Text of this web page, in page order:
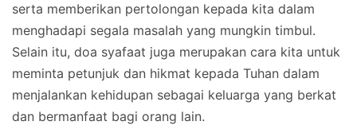
serta memberikan pertolongan kepada kita dalam
menghadapi segala masalah yang mungkin timbul.
Selain itu, doa syafaat juga merupakan cara kita untuk
meminta petunjuk dan hikmat kepada Tuhan dalam
menjalankan kehidupan sebagai keluarga yang berkat
dan bermanfaat bagi orang lain.